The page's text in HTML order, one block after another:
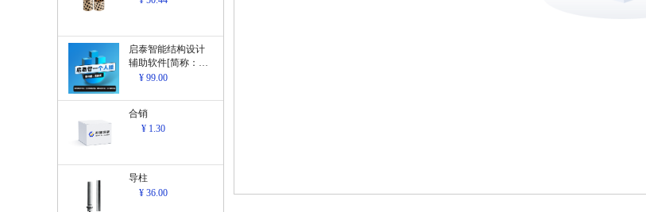
启泰智能结构设计
辅助软件[简称：结
构设计辅助软
¥ 99.00
合销
¥ 1.30
导柱
¥ 36.00